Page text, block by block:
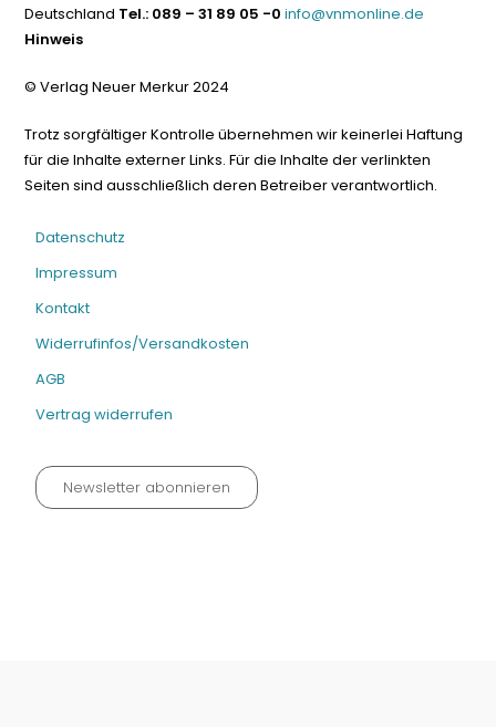
Deutschland Tel.: 089 – 31 89 05 -0 info@vnmonline.de
Hinweis
© Verlag Neuer Merkur 2024
Trotz sorgfältiger Kontrolle übernehmen wir keinerlei Haftung
für die Inhalte externer Links. Für die Inhalte der verlinkten
Seiten sind ausschließlich deren Betreiber verantwortlich.
Datenschutz
Impressum
Kontakt
Widerrufinfos/Versandkosten
AGB
Vertrag widerrufen
Newsletter abonnieren